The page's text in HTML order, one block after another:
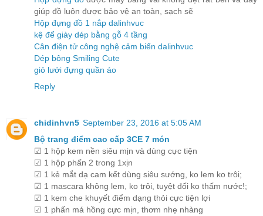
giúp đồ luôn được bảo vệ an toàn, sạch sẽ
Hộp đựng đồ 1 nắp dalinhvuc
kệ để giày dép bằng gỗ 4 tầng
Cân điện tử công nghệ cảm biến dalinhvuc
Dép bông Smiling Cute
giỏ lưới đựng quần áo
Reply
chidinhvn5 September 23, 2016 at 5:05 AM
Bộ trang điểm cao cấp 3CE 7 món
☑ 1 hộp kem nền siêu mịn và dùng cực tiện
☑ 1 hộp phấn 2 trong 1xịn
☑ 1 kẻ mắt dạ cam kết dùng siêu sướng, ko lem ko trôi;
☑ 1 mascara không lem, ko trôi, tuyệt đối ko thấm nước!;
☑ 1 kem che khuyết điểm dạng thỏi cực tiện lợi
☑ 1 phấn má hồng cực mịn, thơm nhẹ nhàng